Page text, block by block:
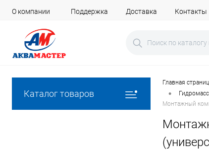
О компании Поддержка Доставка Контакты
Каталог товаров
Главная
•
Монтажный